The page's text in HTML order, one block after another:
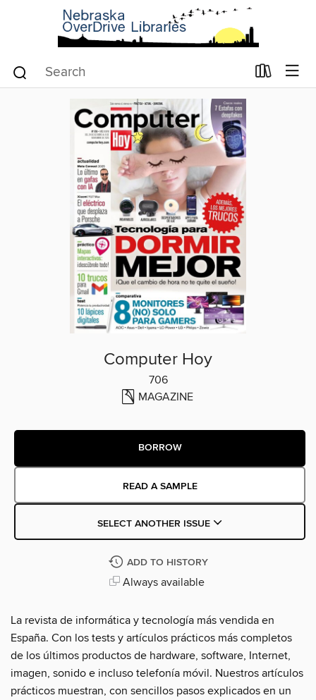
Computer Hoy
706
MAGAZINE
BORROW
READ A SAMPLE
SELECT ANOTHER ISSUE
ADD TO HISTORY
Always available
La revista de informática y tecnología más vendida en
España. Con los tests y artículos prácticos más completos
de los últimos productos de hardware, software, Internet,
imagen, sonido e incluso telefonía móvil. Nuestros artículos
prácticos muestran, con sencillos pasos explicados en un